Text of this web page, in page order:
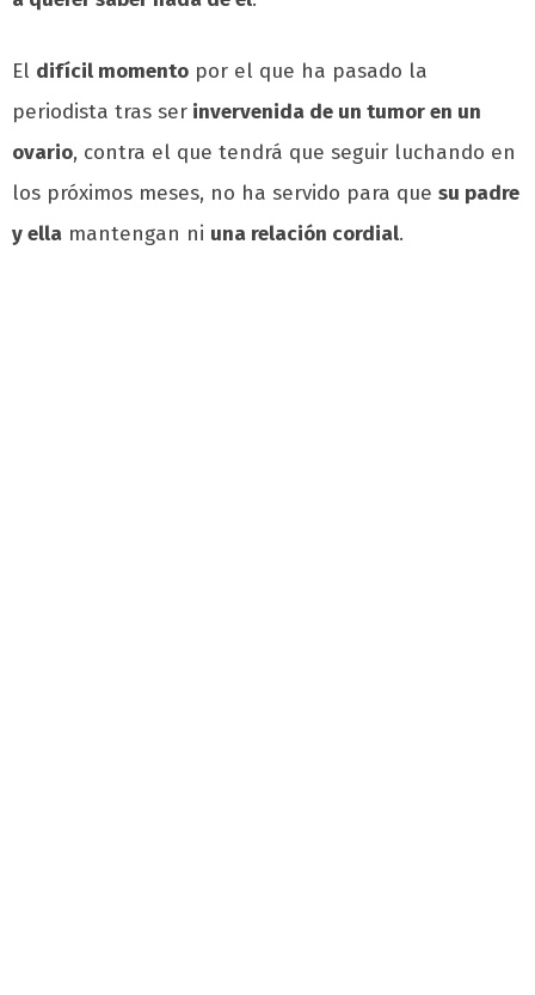
El difícil momento por el que ha pasado la
periodista tras ser invervenida de un tumor en un
ovario, contra el que tendrá que seguir luchando en
los próximos meses, no ha servido para que su padre
y ella mantengan ni una relación cordial.